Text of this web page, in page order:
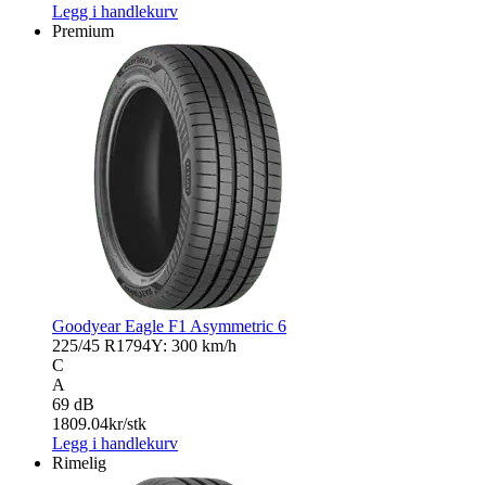
Legg i handlekurv
Premium
Goodyear Eagle F1 Asymmetric 6
225/45 R1794Y: 300 km/h
C
A
69 dB
1809.04kr/stk
Legg i handlekurv
Rimelig